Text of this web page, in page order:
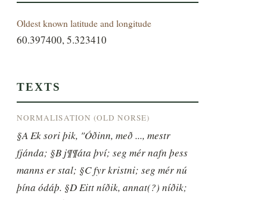
Oldest known latitude and longitude
60.397400, 5.323410
TEXTS
NORMALISATION (OLD NORSE)
§A Ek sori þik, "Óðinn, með ..., mestr
fjánda; §B j¶¶áta því; seg mér nafn þess
manns er stal; §C fyr kristni; seg mér nú
þína ódáþ. §D Eitt níðik, annat(?) níðik;